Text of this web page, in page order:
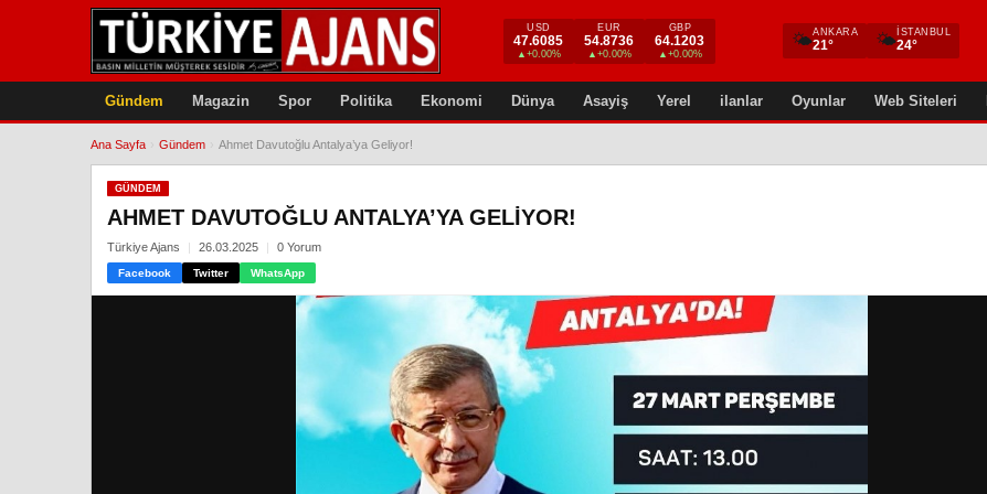
USD
47.6085
▲+0.00%
EUR
54.8736
▲+0.00%
GBP
64.1203
▲+0.00%
🌤ANKARA
21° 🌤 İSTANBUL
24°
Gündem Magazin Spor Politika Ekonomi Dünya Asayiş Yerel ilanlar Oyunlar Web Siteleri
Ana Sayfa Gündem Ahmet Davutoğlu Antalya’ya Geliyor!
GÜNDEM
AHMET DAVUTOĞLU ANTALYA’YA GELIYOR!
Türkiye Ajans 26.03.2025 0 Yorum
Facebook Twitter WhatsApp